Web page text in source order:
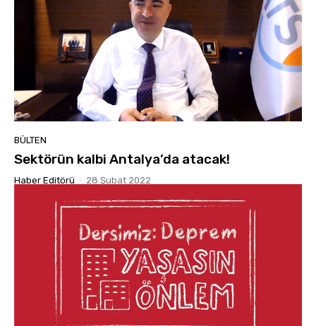
BÜLTEN
Sektörün kalbi Antalya’da atacak!
Haber Editörü - 28 Şubat 2022